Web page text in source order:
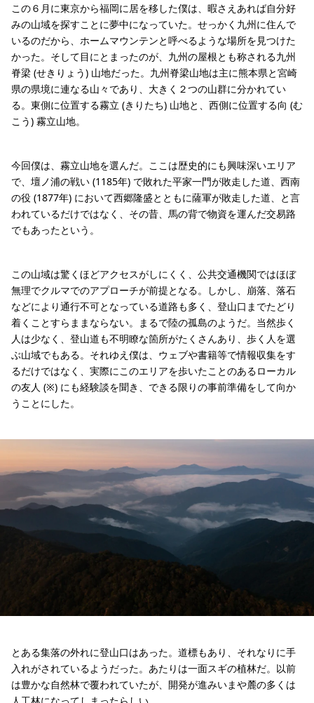
この６月に東京から福岡に居を移した僕は、暇さえあれば自分好
みの山域を探すことに夢中になっていた。せっかく九州に住んで
いるのだから、ホームマウンテンと呼べるような場所を見つけた
かった。そして目にとまったのが、九州の屋根とも称される九州
脊梁 (せきりょう) 山地だった。九州脊梁山地は主に熊本県と宮崎
県の県境に連なる山々であり、大きく２つの山群に分かれてい
る。東側に位置する霧立 (きりたち) 山地と、西側に位置する向 (む
こう) 霧立山地。
今回僕は、霧立山地を選んだ。ここは歴史的にも興味深いエリア
で、壇ノ浦の戦い (1185年) で敗れた平家一門が敗走した道、西南
の役 (1877年) において西郷隆盛とともに薩軍が敗走した道、と言
われているだけではなく、その昔、馬の背で物資を運んだ交易路
でもあったという。
この山域は驚くほどアクセスがしにくく、公共交通機関ではほぼ
無理でクルマでのアプローチが前提となる。しかし、崩落、落石
などにより通行不可となっている道路も多く、登山口までたどり
着くことすらままならない。まるで陸の孤島のようだ。当然歩く
人は少なく、登山道も不明瞭な箇所がたくさんあり、歩く人を選
ぶ山域でもある。それゆえ僕は、ウェブや書籍等で情報収集をす
るだけではなく、実際にこのエリアを歩いたことのあるローカル
の友人 (※) にも経験談を聞き、できる限りの事前準備をして向か
うことにした。
とある集落の外れに登山口はあった。道標もあり、それなりに手
入れがされているようだった。あたりは一面スギの植林だ。以前
は豊かな自然林で覆われていたが、開発が進みいまや麓の多くは